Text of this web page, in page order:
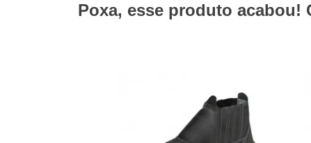
Poxa, esse produto acabou!